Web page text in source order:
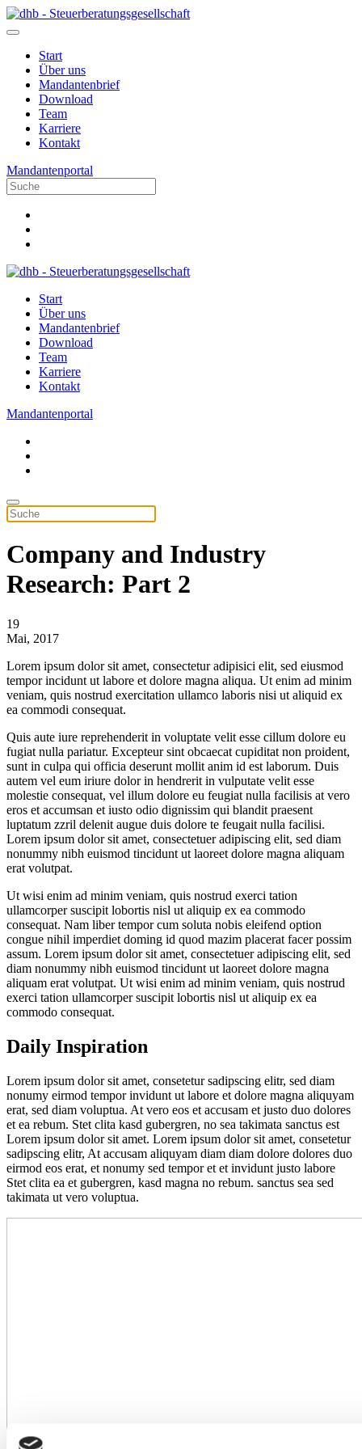
Start
Über uns
Mandantenbrief
Download
Team
Karriere
Kontakt
Mandantenportal
Start
Über uns
Mandantenbrief
Download
Team
Karriere
Kontakt
Mandantenportal
Company and Industry
Research: Part 2
19
Mai, 2017
Lorem ipsum dolor sit amet, consectetur adipisici elit, sed eiusmod
tempor incidunt ut labore et dolore magna aliqua. Ut enim ad minim
veniam, quis nostrud exercitation ullamco laboris nisi ut aliquid ex
ea commodi consequat.
Quis aute iure reprehenderit in voluptate velit esse cillum dolore eu
fugiat nulla pariatur. Excepteur sint obcaecat cupiditat non proident,
sunt in culpa qui officia deserunt mollit anim id est laborum. Duis
autem vel eum iriure dolor in hendrerit in vulputate velit esse
molestie consequat, vel illum dolore eu feugiat nulla facilisis at vero
eros et accumsan et iusto odio dignissim qui blandit praesent
luptatum zzril delenit augue duis dolore te feugait nulla facilisi.
Lorem ipsum dolor sit amet, consectetuer adipiscing elit, sed diam
nonummy nibh euismod tincidunt ut laoreet dolore magna aliquam
erat volutpat.
Ut wisi enim ad minim veniam, quis nostrud exerci tation
ullamcorper suscipit lobortis nisl ut aliquip ex ea commodo
consequat. Nam liber tempor cum soluta nobis eleifend option
congue nihil imperdiet doming id quod mazim placerat facer possim
assum. Lorem ipsum dolor sit amet, consectetuer adipiscing elit, sed
diam nonummy nibh euismod tincidunt ut laoreet dolore magna
aliquam erat volutpat. Ut wisi enim ad minim veniam, quis nostrud
exerci tation ullamcorper suscipit lobortis nisl ut aliquip ex ea
commodo consequat.
Daily Inspiration
Lorem ipsum dolor sit amet, consetetur sadipscing elitr, sed diam
nonumy eirmod tempor invidunt ut labore et dolore magna aliquyam
erat, sed diam voluptua. At vero eos et accusam et justo duo dolores
et ea rebum. Stet clita kasd gubergren, no sea takimata sanctus est
Lorem ipsum dolor sit amet. Lorem ipsum dolor sit amet, consetetur
sadipscing elitr, At accusam aliquyam diam diam dolore dolores duo
eirmod eos erat, et nonumy sed tempor et et invidunt justo labore
Stet clita ea et gubergren, kasd magna no rebum. sanctus sea sed
takimata ut vero voluptua.